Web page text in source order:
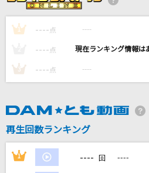
Again
Mr.Children
もっと見
1 ---- 点 ----
---- 点 ----
3 ---- 点 ----
再生回数ランキング
1 ---- 回 ----